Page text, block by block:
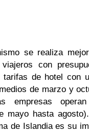
se realiza
con
tarifas de hotel con
de marzo y
empresas
mayo hasta
de Islandia es su